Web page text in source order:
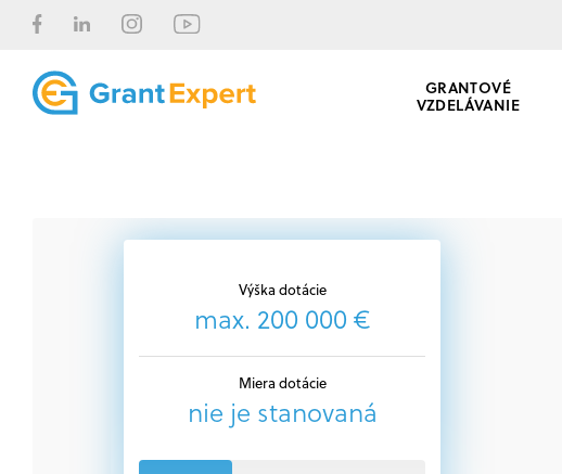
GRANTOVÉ
VZDELÁVANIE
Výška dotácie
max. 200 000 €
Miera dotácie
nie je stanovaná